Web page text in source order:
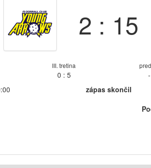
2 : 15
III. tretina
0 : 5
zápas skončil